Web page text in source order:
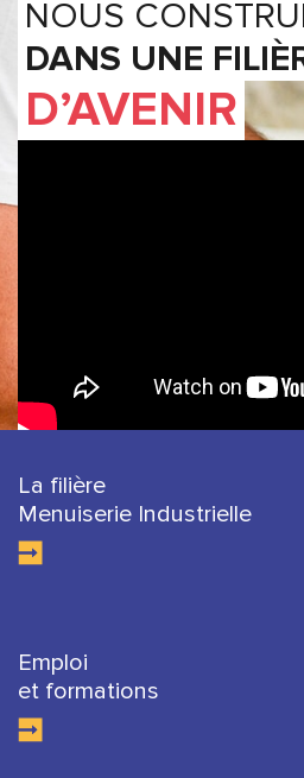
NOUS
DANS UNE
D’AVENIR
La filière
Menuiserie Industrielle
Emploi
et formations